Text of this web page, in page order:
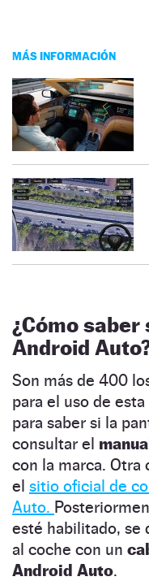
MÁS INFORMACIÓN
¿Cómo
Android
Son más de 400
para el uso de
para saber si la
consultar el
con la marca. Otra
el sitio oficial de
Auto.
esté habilitado, se
al coche con un
Android Auto.